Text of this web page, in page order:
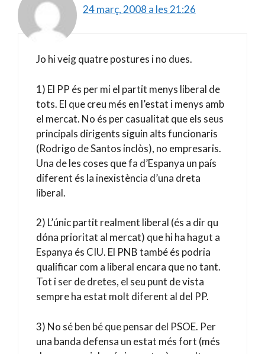
24 març, 2008 a les 21:26
Jo hi veig quatre postures i no dues.
1) El PP és per mi el partit menys liberal de
tots. El que creu més en l’estat i menys amb
el mercat. No és per casualitat que els seus
principals dirigents siguin alts funcionaris
(Rodrigo de Santos inclòs), no empresaris.
Una de les coses que fa d’Espanya un país
diferent és la inexistència d’una dreta
liberal.
2) L’únic partit realment liberal (és a dir qu
dóna prioritat al mercat) que hi ha hagut a
Espanya és CIU. El PNB també és podria
qualificar com a liberal encara que no tant.
Tot i ser de dretes, el seu punt de vista
sempre ha estat molt diferent al del PP.
3) No sé ben bé que pensar del PSOE. Per
una banda defensa un estat més fort (més